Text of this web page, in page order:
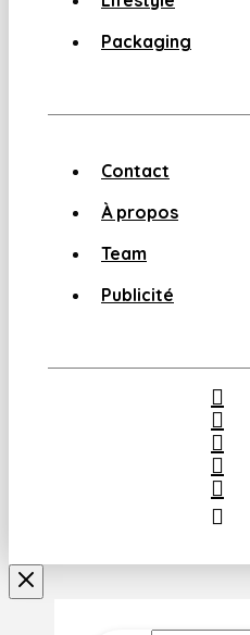
Packaging
Contact
À propos
Team
Publicité